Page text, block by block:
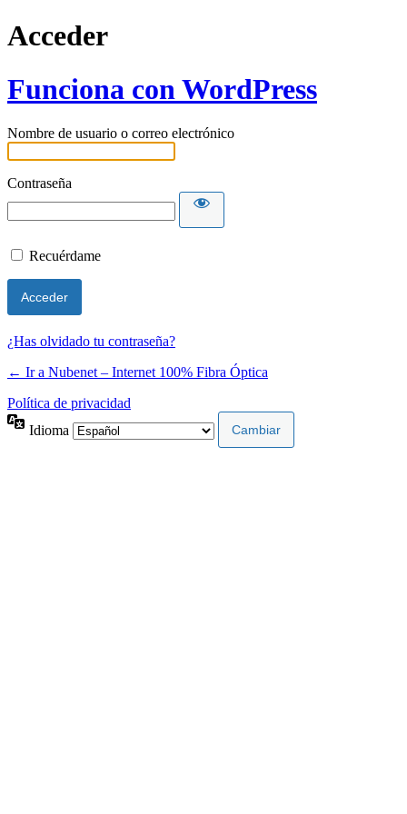
Acceder
Funciona con WordPress
Nombre de usuario o correo electrónico
Contraseña
Recuérdame
¿Has olvidado tu contraseña?
← Ir a Nubenet – Internet 100% Fibra Óptica
Política de privacidad
Idioma